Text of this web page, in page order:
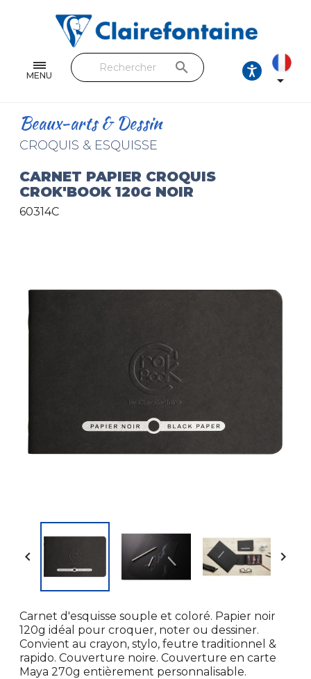
MENU
Feuilles & Copies
Beaux-arts & Dessin
Loisirs créatifs
Cuir & trousses
search

Beaux-arts & Dessin
CROQUIS & ESQUISSE
CARNET PAPIER CROQUIS
CROK'BOOK 120G NOIR
60314C
 
Carnet d'esquisse souple et coloré. Papier noir
120g idéal pour croquer, noter ou dessiner.
Convient au crayon, stylo, feutre traditionnel &
rapido. Couverture noire. Couverture en carte
Maya 270g entièrement personnalisable.